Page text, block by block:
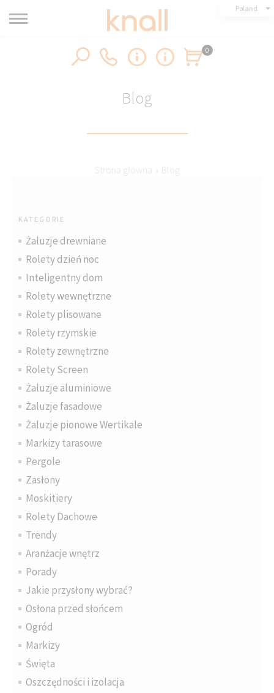
Poland
0
Blog
Strona główna › Blog
KATEGORIE
Żaluzje drewniane
Rolety dzień noc
Inteligentny dom
Rolety wewnętrzne
Rolety plisowane
Rolety rzymskie
Rolety zewnętrzne
Rolety Screen
Żaluzje aluminiowe
Żaluzje fasadowe
Żaluzje pionowe Wertikale
Markizy tarasowe
Pergole
Zasłony
Moskitiery
Rolety Dachowe
Trendy
Aranżacje wnętrz
Porady
Jakie przysłony wybrać?
Osłona przed słońcem
Ogród
Markizy
Święta
Oszczędności i izolacja